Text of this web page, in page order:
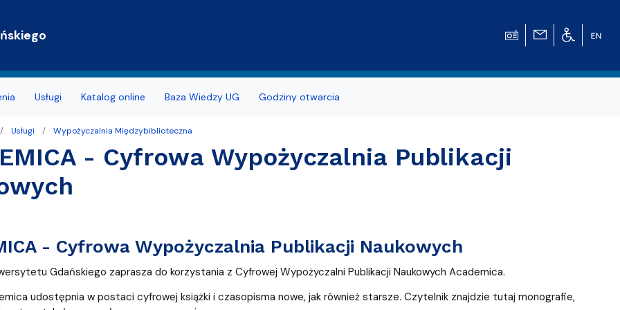
Open Access
Usługi Katalog online Baza Wiedzy UG Godziny otwarcia
Usługi Wypożyczalnia Międzybiblioteczna
- Cyfrowa Wypożyczalnia Publikacji
- Cyfrowa Wypożyczalnia Publikacji Naukowych
Gdańskiego zaprasza do korzystania z Cyfrowej Wypożyczalni Publikacji Naukowych Academica.
udostępnia w postaci cyfrowej książki i czasopisma nowe, jak również starsze. Czytelnik znajdzie tutaj monografie,